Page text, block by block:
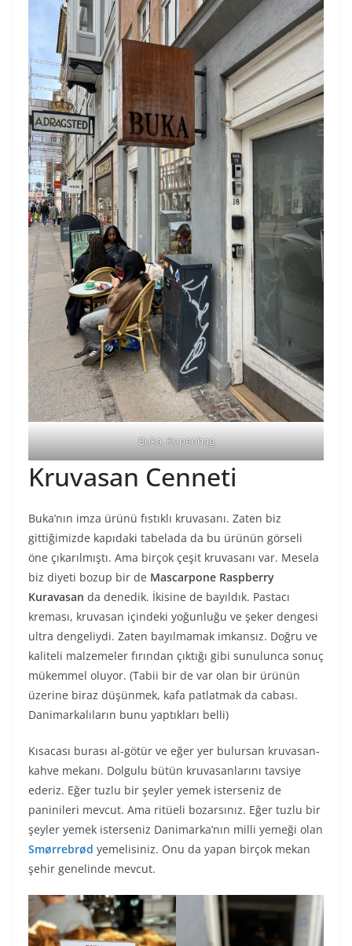
Buka, Kopenhag
Kruvasan Cenneti
Buka’nın imza ürünü fıstıklı kruvasanı. Zaten biz
gittiğimizde kapıdaki tabelada da bu ürünün görseli
öne çıkarılmıştı. Ama birçok çeşit kruvasanı var. Mesela
biz diyeti bozup bir de Mascarpone Raspberry
Kuravasan da denedik. İkisine de bayıldık. Pastacı
kreması, kruvasan içindeki yoğunluğu ve şeker dengesi
ultra dengeliydi. Zaten bayılmamak imkansız. Doğru ve
kaliteli malzemeler fırından çıktığı gibi sunulunca sonuç
mükemmel oluyor. (Tabii bir de var olan bir ürünün
üzerine biraz düşünmek, kafa patlatmak da cabası.
Danimarkalıların bunu yaptıkları belli)
Kısacası burası al-götür ve eğer yer bulursan kruvasan-
kahve mekanı. Dolgulu bütün kruvasanlarını tavsiye
ederiz. Eğer tuzlu bir şeyler yemek isterseniz de
paninileri mevcut. Ama ritüeli bozarsınız. Eğer tuzlu bir
şeyler yemek isterseniz Danimarka’nın milli yemeği olan
Smørrebrød yemelisiniz. Onu da yapan birçok mekan
şehir genelinde mevcut.